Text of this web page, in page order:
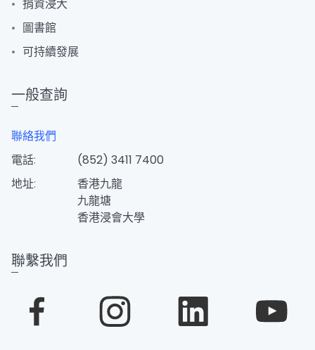
捐資浸大
圖書館
可持續發展
一般查詢
聯絡我們
電話:
(852) 3411 7400
地址:
香港九龍
九龍塘
香港浸會大學
聯繫我們